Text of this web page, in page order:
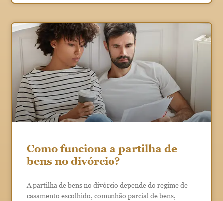
Como funciona a partilha de
bens no divórcio?
A partilha de bens no divórcio depende do regime de
casamento escolhido, comunhão parcial de bens,